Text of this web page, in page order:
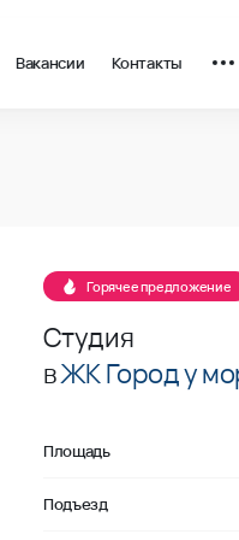
Вакансии Контакты
Горячее предложение
Студия
вЖК Город у
Площадь
Подъезд